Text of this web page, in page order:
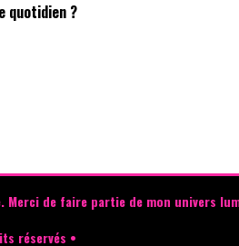
quotidien ?
Merci de faire partie de mon univers
réservés •